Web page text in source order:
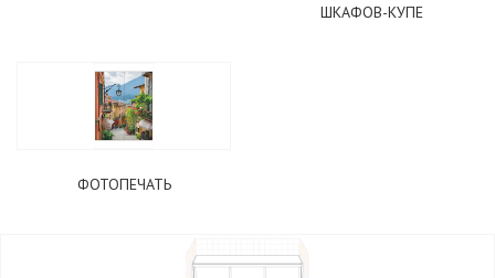
ШКАФОВ-КУПЕ
ФОТОПЕЧАТЬ